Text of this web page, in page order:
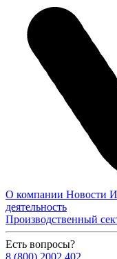
О компании Новости
деятельность
Производственный
Есть вопросы?